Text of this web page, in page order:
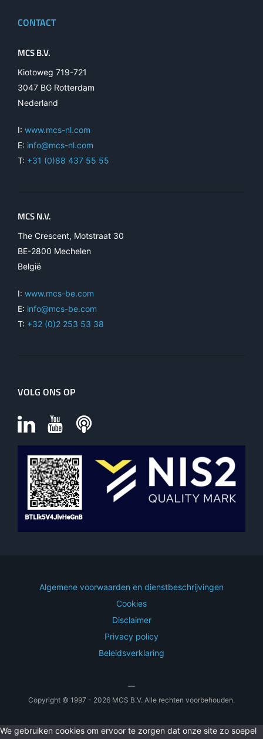
CONTACT
MCS B.V.
Kiotoweg 719-721
3047 BG Rotterdam
Nederland
I: www.mcs-nl.com
E: info@mcs-nl.com
T: +31 (0)88 437 55 55
MCS N.V.
The Crescent, Motstraat 30
BE-2800 Mechelen
België
I: www.mcs-be.com
E: info@mcs-be.com
T: +32 (0)2 253 53 38
VOLG ONS OP
Algemene voorwaarden en dienstbeschrijvingen
Cookies
Disclaimer
Privacy policy
Beleidsverklaring
—
Copyright © 1997 - 2026 MCS B.V. Alle rechten voorbehouden.
We gebruiken cookies om ervoor te zorgen dat onze site zo soepel